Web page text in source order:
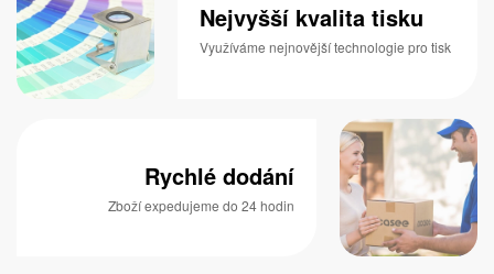
Nejvyšší kvalita tisku
Využíváme nejnovější technologie pro tisk
Rychlé dodání
Zboží expedujeme do 24 hodin